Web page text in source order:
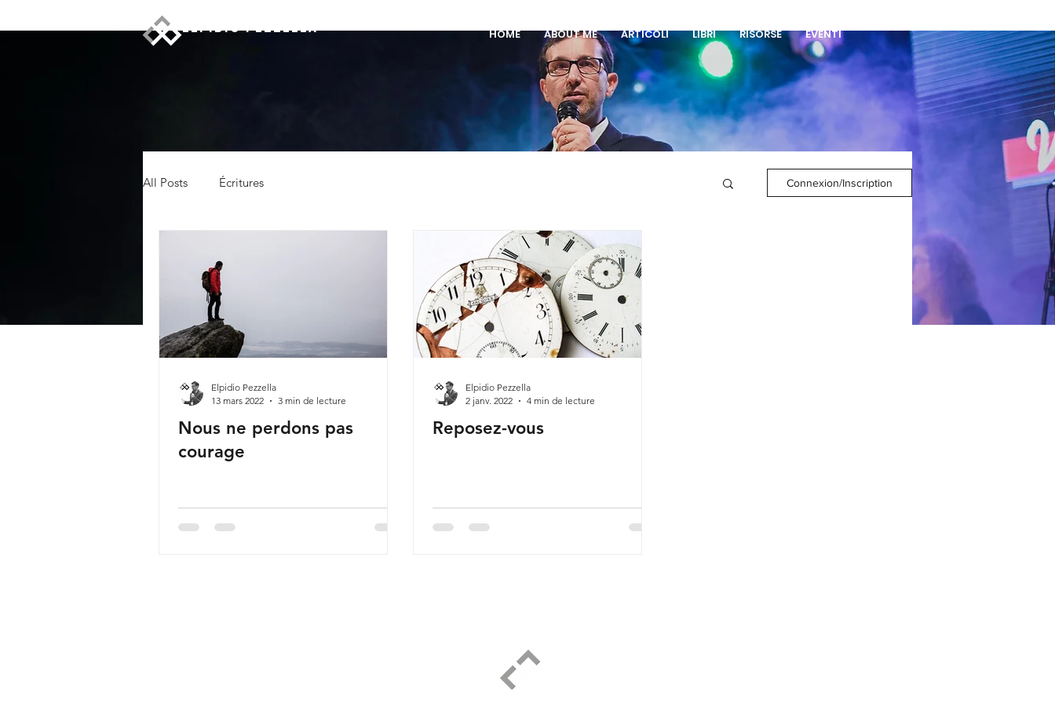
ELPIDIO PEZZELLA HOME ABOUT ME ARTICOLI LIBRI RISORSE EVENTI
All Posts Écritures Connexion/Inscription
Nous ne perdons pas
courage
Elpidio Pezzella
13 mars 2022
3 min de lecture
Reposez-vous
Elpidio Pezzella
2 janv. 2022
4 min de lecture